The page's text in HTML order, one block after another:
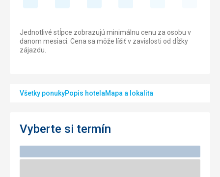
Jednotlivé stĺpce zobrazujú minimálnu cenu za osobu v
danom mesiaci. Cena sa môže líšiť v zavislosti od dĺžky
zájazdu.
Všetky ponukyPopis hotelaMapa a lokalita
Vyberte si termín